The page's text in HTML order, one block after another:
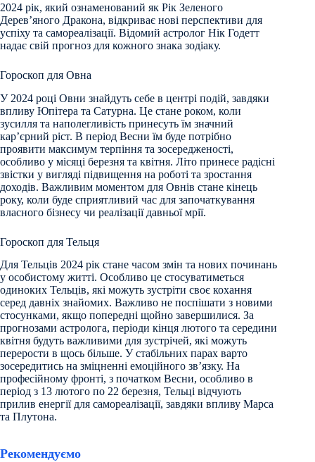
2024 рік, який ознаменований як Рік Зеленого
Дерев’яного Дракона, відкриває нові перспективи для
успіху та самореалізації. Відомий астролог Нік Годетт
надає свій прогноз для кожного знака зодіаку.
Гороскоп для Овна
У 2024 році Овни знайдуть себе в центрі подій, завдяки
впливу Юпітера та Сатурна. Це стане роком, коли
зусилля та наполегливість принесуть їм значний
кар’єрний ріст. В період Весни їм буде потрібно
проявити максимум терпіння та зосередженості,
особливо у місяці березня та квітня. Літо принесе радісні
звістки у вигляді підвищення на роботі та зростання
доходів. Важливим моментом для Овнів стане кінець
року, коли буде сприятливий час для започаткування
власного бізнесу чи реалізації давньої мрії.
Гороскоп для Тельця
Для Тельців 2024 рік стане часом змін та нових починань
у особистому житті. Особливо це стосуватиметься
одиноких Тельців, які можуть зустріти своє кохання
серед давніх знайомих. Важливо не поспішати з новими
стосунками, якщо попередні щойно завершилися. За
прогнозами астролога, періоди кінця лютого та середини
квітня будуть важливими для зустрічей, які можуть
перерости в щось більше. У стабільних парах варто
зосередитись на зміцненні емоційного зв’язку. На
професійному фронті, з початком Весни, особливо в
період з 13 лютого по 22 березня, Тельці відчують
прилив енергії для самореалізації, завдяки впливу Марса
та Плутона.
Рекомендуємо